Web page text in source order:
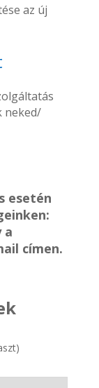
az új
neked/
esetén
a
címen.